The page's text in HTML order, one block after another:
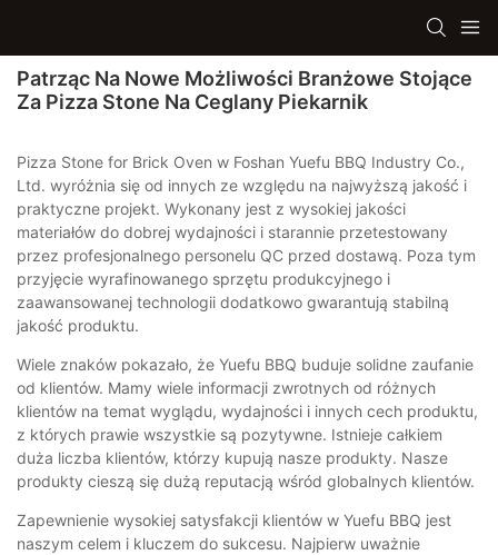
Patrząc Na Nowe Możliwości Branżowe Stojące
Za Pizza Stone Na Ceglany Piekarnik
Pizza Stone for Brick Oven w Foshan Yuefu BBQ Industry Co.,
Ltd. wyróżnia się od innych ze względu na najwyższą jakość i
praktyczne projekt. Wykonany jest z wysokiej jakości
materiałów do dobrej wydajności i starannie przetestowany
przez profesjonalnego personelu QC przed dostawą. Poza tym
przyjęcie wyrafinowanego sprzętu produkcyjnego i
zaawansowanej technologii dodatkowo gwarantują stabilną
jakość produktu.
Wiele znaków pokazało, że Yuefu BBQ buduje solidne zaufanie
od klientów. Mamy wiele informacji zwrotnych od różnych
klientów na temat wyglądu, wydajności i innych cech produktu,
z których prawie wszystkie są pozytywne. Istnieje całkiem
duża liczba klientów, którzy kupują nasze produkty. Nasze
produkty cieszą się dużą reputacją wśród globalnych klientów.
Zapewnienie wysokiej satysfakcji klientów w Yuefu BBQ jest
naszym celem i kluczem do sukcesu. Najpierw uważnie